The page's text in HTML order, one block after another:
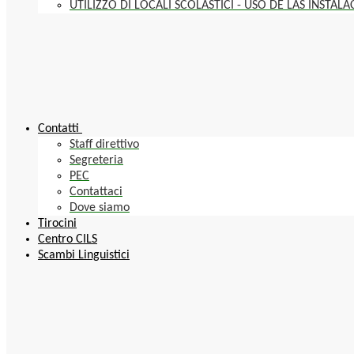
UTILIZZO DI LOCALI SCOLASTICI - USO DE LAS
Contatti
Staff direttivo
Segreteria
PEC
Contattaci
Dove siamo
Tirocini
Centro CILS
Scambi Linguistici